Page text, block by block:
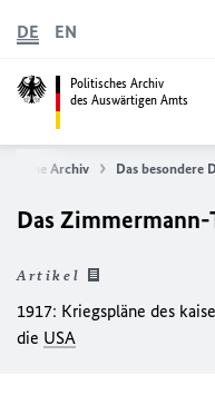
Politisches Archiv
des Auswärtigen Amts
DE EN
Archiv Das besondere
Das
Artikel
1917: Kriegspläne des
die USA